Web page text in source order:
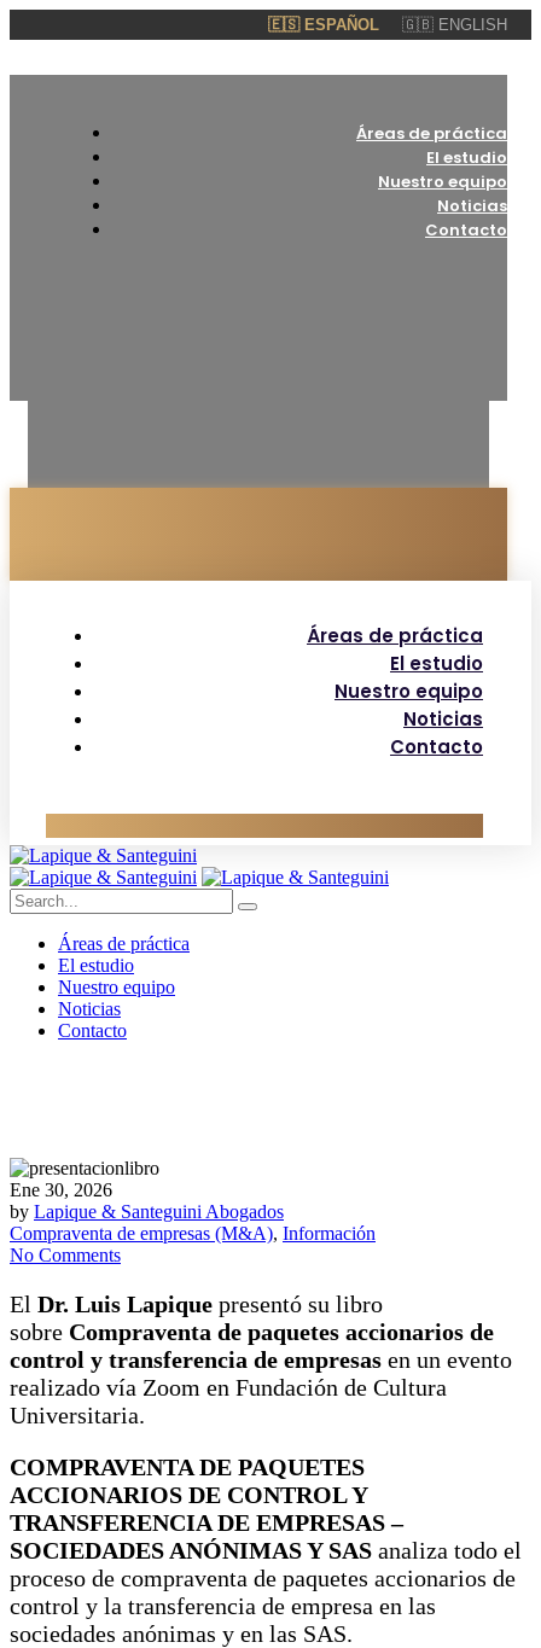
🇪🇸 ESPAÑOL 🇬🇧 ENGLISH
Áreas de práctica
El estudio
Nuestro equipo
Noticias
Contacto
Áreas de práctica
El estudio
Nuestro equipo
Noticias
Contacto
Áreas de práctica
El estudio
Nuestro equipo
Noticias
Contacto
Ene 30, 2026
by Lapique & Santeguini Abogados
Compraventa de empresas (M&A), Información
No Comments
El Dr. Luis Lapique presentó su libro
sobre Compraventa de paquetes accionarios de
control y transferencia de empresas en un evento
realizado vía Zoom en Fundación de Cultura
Universitaria.
COMPRAVENTA DE PAQUETES
ACCIONARIOS DE CONTROL Y
TRANSFERENCIA DE EMPRESAS –
SOCIEDADES ANÓNIMAS Y SAS analiza todo el
proceso de compraventa de paquetes accionarios de
control y la transferencia de empresa en las
sociedades anónimas y en las SAS.